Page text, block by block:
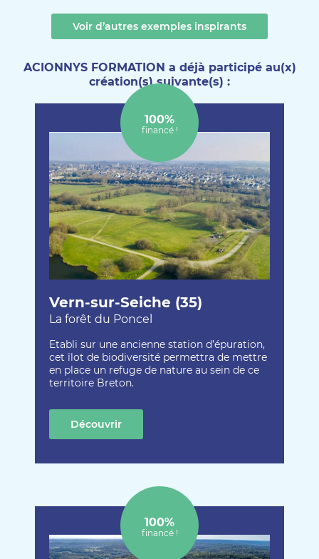
Voir d’autres exemples inspirants
ACIONNYS FORMATION a déjà participé au(x)
création(s) suivante(s) :
Vern-sur-Seiche (35)
La forêt du Poncel
Etabli sur une ancienne station d’épuration,
cet îlot de biodiversité permettra de mettre
en place un refuge de nature au sein de ce
territoire Breton.
100%
financé !
Découvrir
100%
financé !